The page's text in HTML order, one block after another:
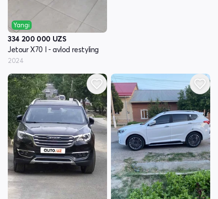
Yangi
334 200 000 UZS
Jetour X70 I - avlod restyling
2024